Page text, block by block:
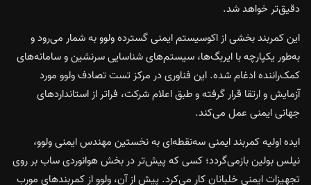
دقیق‌تر خواهد شد.
این کمربند بخشی از اکوسیستم ایمنی گسترده ولوو به شمار می‌رود و
به‌طور یکپارچه با ایربگ‌ها، سیستم‌های شناسایی سرنشین و سامانه‌های
کمک‌راننده ادغام شده. این فناوری در مرکز تست تصادف ولوو مورد
آزمایش و ارتقا قرار گرفته و طبق اعلام شرکت، فراتر از استانداردهای
جهانی ایمنی عمل می‌کند.
ایده اولیه کمربند ایمنی سه‌نقطه‌ای به نخستین مهندس ایمنی ولوو،
نیلس بولین بازمی‌گردد؛ کسی که پیش‌تر در بخش هوانوردی ساب بر روی
تجهیزات ایمنی خلبانان کار می‌کرد. پیش از آن، ولوو از کمربندهای مورب